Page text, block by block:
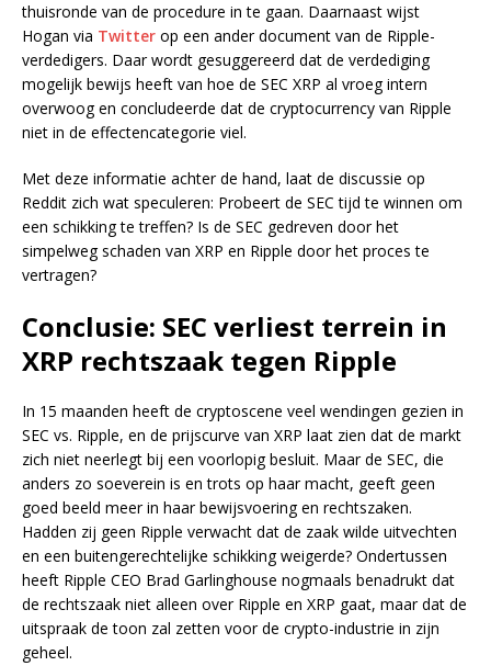
thuisronde van de procedure in te gaan. Daarnaast wijst
Hogan via Twitter op een ander document van de Ripple-
verdedigers. Daar wordt gesuggereerd dat de verdediging
mogelijk bewijs heeft van hoe de SEC XRP al vroeg intern
overwoog en concludeerde dat de cryptocurrency van Ripple
niet in de effectencategorie viel.
Met deze informatie achter de hand, laat de discussie op
Reddit zich wat speculeren: Probeert de SEC tijd te winnen om
een schikking te treffen? Is de SEC gedreven door het
simpelweg schaden van XRP en Ripple door het proces te
vertragen?
Conclusie: SEC verliest terrein in
XRP rechtszaak tegen Ripple
In 15 maanden heeft de cryptoscene veel wendingen gezien in
SEC vs. Ripple, en de prijscurve van XRP laat zien dat de markt
zich niet neerlegt bij een voorlopig besluit. Maar de SEC, die
anders zo soeverein is en trots op haar macht, geeft geen
goed beeld meer in haar bewijsvoering en rechtszaken.
Hadden zij geen Ripple verwacht dat de zaak wilde uitvechten
en een buitengerechtelijke schikking weigerde? Ondertussen
heeft Ripple CEO Brad Garlinghouse nogmaals benadrukt dat
de rechtszaak niet alleen over Ripple en XRP gaat, maar dat de
uitspraak de toon zal zetten voor de crypto-industrie in zijn
geheel.